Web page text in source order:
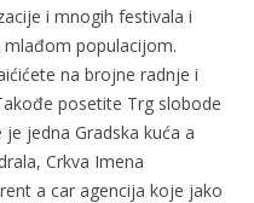
i mnogih festivala i
populacijom.
na brojne radnje i
posetite Trg slobode
jedna Gradska kuća a
Crkva Imena
a car agencija koje jako